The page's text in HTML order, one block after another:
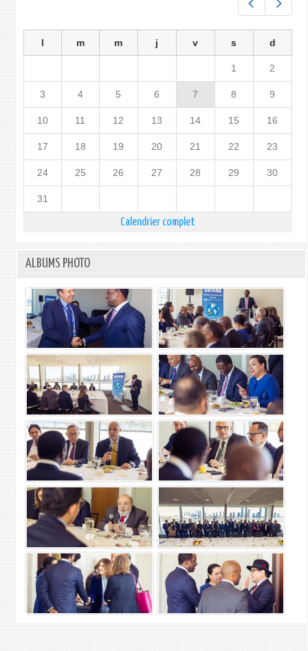
Préc.
l m m j v s d
1 2
3 4 5 6 7 8 9
10 11 12 13 14 15 16
17 18 19 20 21 22 23
24 25 26 27 28 29 30
31
Calendrier complet
ALBUMS PHOTO